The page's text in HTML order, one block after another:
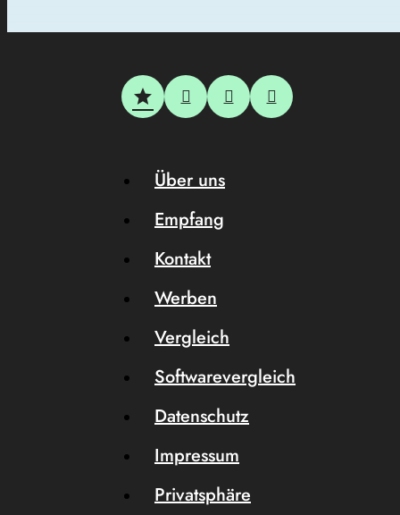
Über uns
Empfang
Kontakt
Werben
Vergleich
Softwarevergleich
Datenschutz
Impressum
Privatsphäre